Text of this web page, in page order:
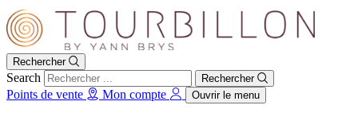
Rechercher
Search Rechercher
Points de vente Mon compte Ouvrir le menu